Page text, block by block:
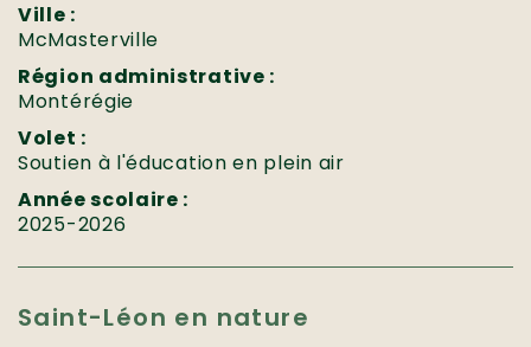
Ville :
McMasterville
Région administrative :
Montérégie
Volet :
Soutien à l'éducation en plein air
Année scolaire :
2025-2026
Saint-Léon en nature